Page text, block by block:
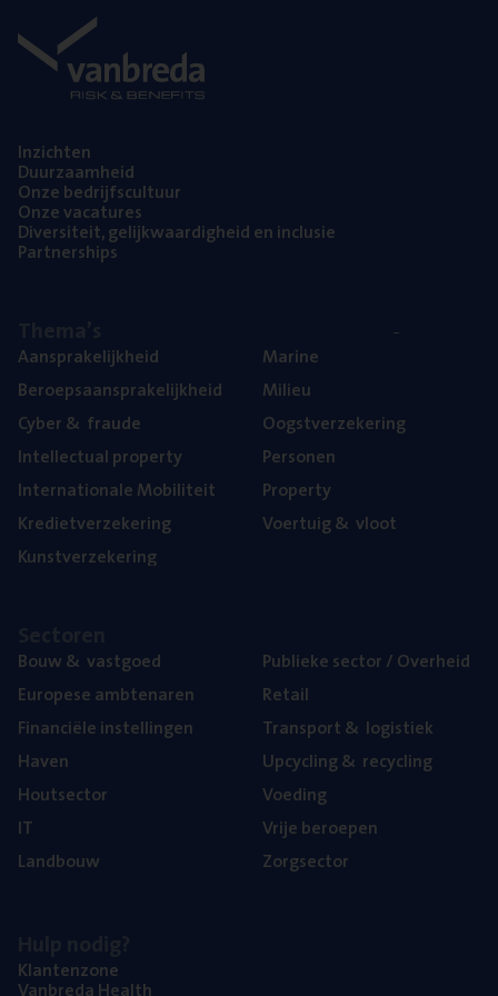
Inzich­ten
Duur­zaam­heid
Onze bedrijfs­cul­tuur
Onze vaca­tu­res
Diver­si­teit, gelijk­waar­dig­heid en inclusie
Part­ner­ships
Aan­spra­ke­lijk­heid
Beroeps­aan­spra­ke­lijk­heid
Cyber& fraude
Intel­lec­tu­al property
Inter­na­ti­o­na­le Mobiliteit
Kre­diet­ver­ze­ke­ring
Kunst­ver­ze­ke­ring
Mari­ne
Mili­eu
Oogst­ver­ze­ke­ring
Per­so­nen
Pro­per­ty
Voer­tuig& vloot
Bouw& vastgoed
Euro­pe­se ambtenaren
Finan­ci­ë­le instellingen
Haven
Hout­sec­tor
IT
Land­bouw
Publie­ke sec­tor / Overheid
Retail
Trans­port& logistiek
Upcy­cling& recycling
Voe­ding
Vrije beroe­pen
Zorg­sec­tor
Klan­ten­zo­ne
Van­b­re­da Health